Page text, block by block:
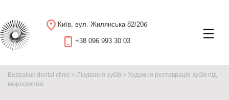
Київ, вул. Жилянська 82/20б
+38 096 993 30 03
Bezpaliuk dental clinic > Лікування зубів > Художня реставрація зубів під
мікроскопом